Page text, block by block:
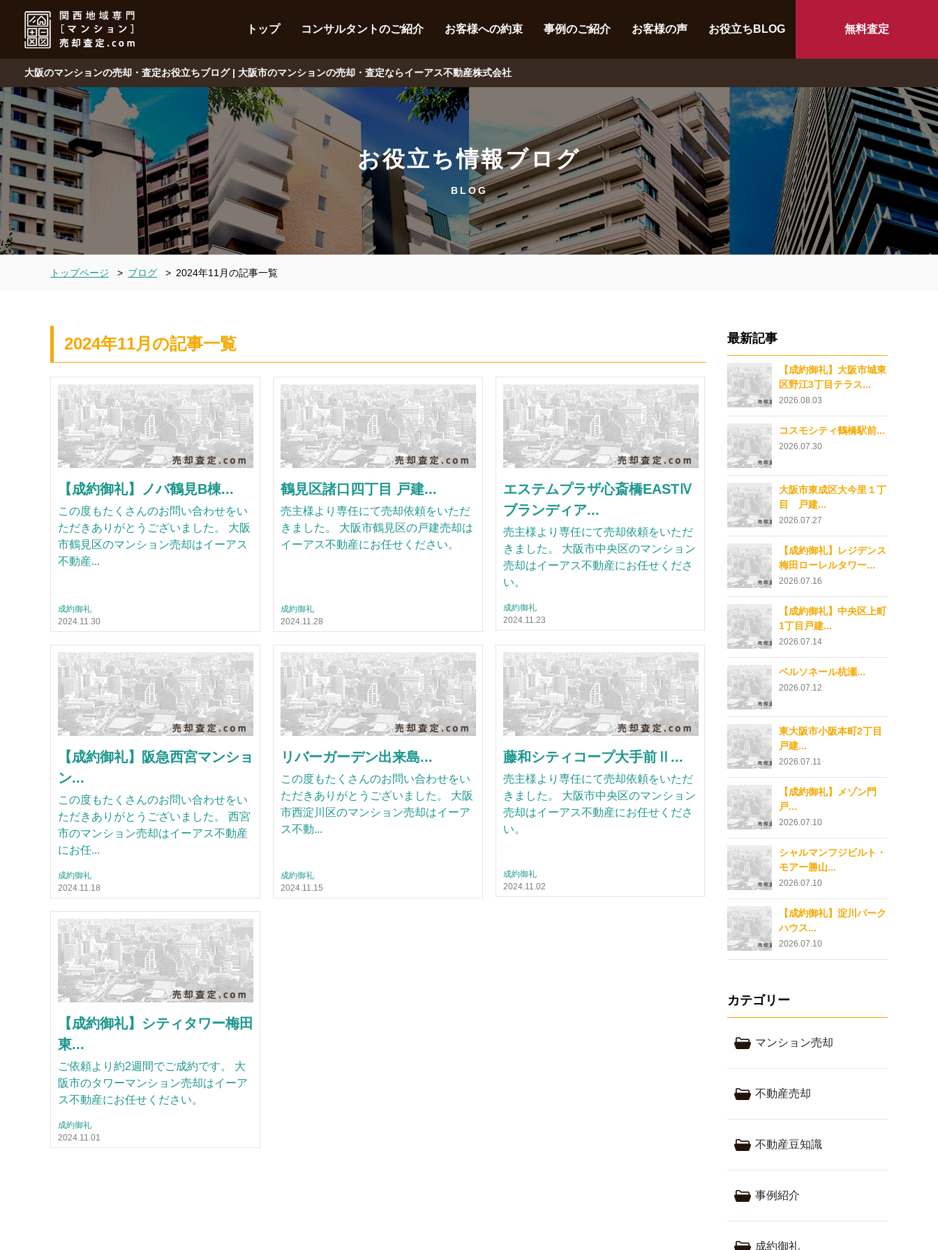
トップ コンサルタントのご紹介 お客様への約束 事例のご紹介 お客様の声 お役立ちBLOG 無料査定
大阪のマンションの売却・査定お役立ちブログ | 大阪市のマンションの売却・査定ならイーアス不動産株式会社
お役立ち情報ブログ
BLOG
トップページ > ブログ > 2024年11月の記事一覧
2024年11月の記事一覧
【成約御礼】ノバ鶴見B棟...
この度もたくさんのお問い合わせをい
ただきありがとうございました。 大阪
市鶴見区のマンション売却はイーアス
不動産...
成約御礼
2024.11.30
鶴見区諸口四丁目 戸建...
売主様より専任にて売却依頼をいただ
きました。 大阪市鶴見区の戸建売却は
イーアス不動産にお任せください。
成約御礼
2024.11.28
エステムプラザ心斎橋EASTⅣ
ブランディア...
売主様より専任にて売却依頼をいただ
きました。 大阪市中央区のマンション
売却はイーアス不動産にお任せくださ
い。
成約御礼
2024.11.23
【成約御礼】阪急西宮マンショ
ン...
この度もたくさんのお問い合わせをい
ただきありがとうございました。 西宮
市のマンション売却はイーアス不動産
にお任...
成約御礼
2024.11.18
リバーガーデン出来島...
この度もたくさんのお問い合わせをい
ただきありがとうございました。 大阪
市西淀川区のマンション売却はイーア
ス不動...
成約御礼
2024.11.15
藤和シティコープ大手前Ⅱ...
売主様より専任にて売却依頼をいただ
きました。 大阪市中央区のマンション
売却はイーアス不動産にお任せくださ
い。
成約御礼
2024.11.02
【成約御礼】シティタワー梅田
東...
ご依頼より約2週間でご成約です。 大
阪市のタワーマンション売却はイーア
ス不動産にお任せください。
成約御礼
2024.11.01
最新記事
【成約御礼】大阪市城東
区野江3丁目テラス...
2026.08.03
コスモシティ鶴橋駅前...
2026.07.30
大阪市東成区大今里１丁
目 戸建...
2026.07.27
【成約御礼】レジデンス
梅田ローレルタワー...
2026.07.16
【成約御礼】中央区上町
1丁目戸建...
2026.07.14
ベルソネール杭瀬...
2026.07.12
東大阪市小阪本町2丁目
戸建...
2026.07.11
【成約御礼】メゾン門
戸...
2026.07.10
シャルマンフジビルト・
モアー勝山...
2026.07.10
【成約御礼】淀川パーク
ハウス...
2026.07.10
カテゴリー
マンション売却
不動産売却
不動産豆知識
事例紹介
成約御礼